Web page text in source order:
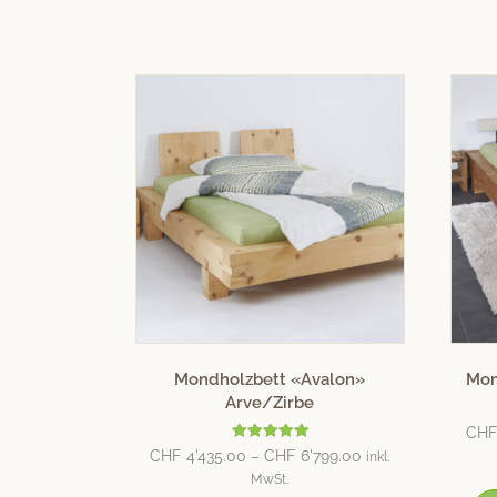
Mondholzbett «Avalon»
Arve/Zirbe
Bewertet mit
5.00
von 5
CHF 4'435.00 –CHF 6'799.00 inkl.
MwSt.
CHF